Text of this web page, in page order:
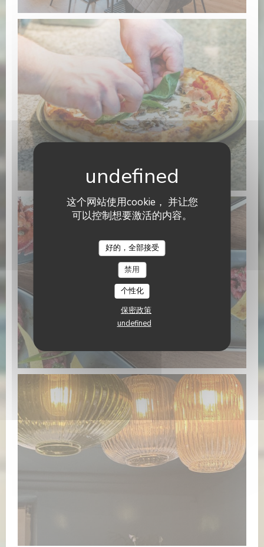
这个网站使用cookie， 并让您
可以控制想要激活的内容。
好的，全部接受
禁用
个性化
保密政策
undefined
Sazio